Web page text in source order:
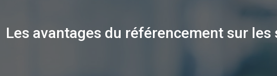
Les avantages du référencement sur les